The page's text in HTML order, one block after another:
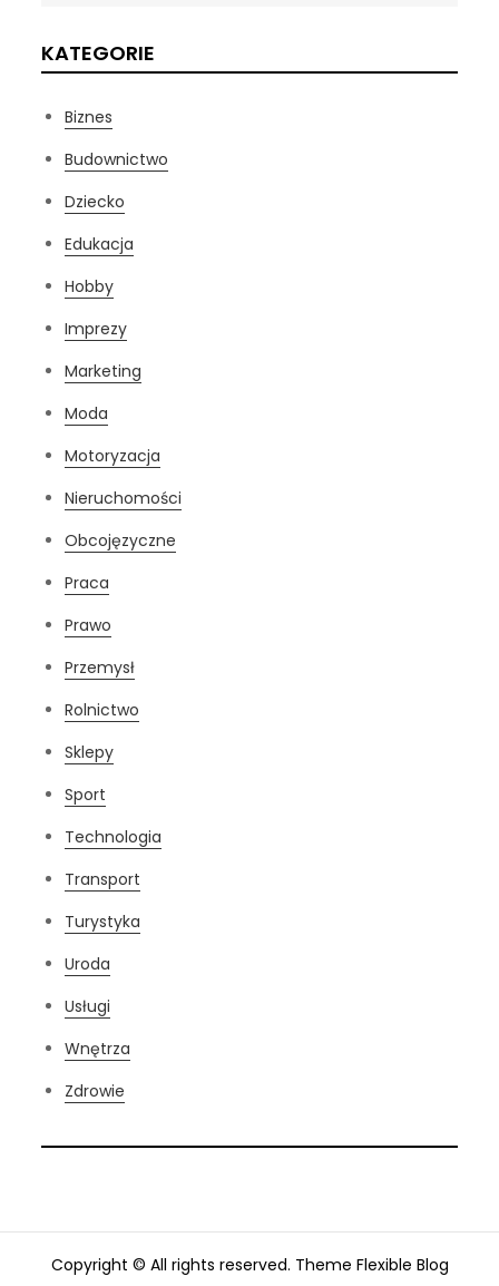
KATEGORIE
Biznes
Budownictwo
Dziecko
Edukacja
Hobby
Imprezy
Marketing
Moda
Motoryzacja
Nieruchomości
Obcojęzyczne
Praca
Prawo
Przemysł
Rolnictwo
Sklepy
Sport
Technologia
Transport
Turystyka
Uroda
Usługi
Wnętrza
Zdrowie
Copyright © All rights reserved. Theme Flexible Blog